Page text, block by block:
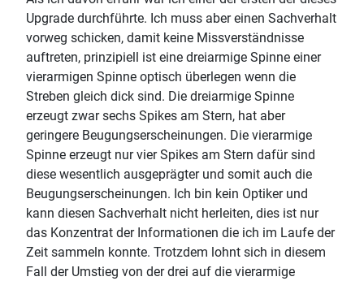
Upgrade durchführte. Ich muss aber einen Sachverhalt
vorweg schicken, damit keine Missverständnisse
auftreten, prinzipiell ist eine dreiarmige Spinne einer
vierarmigen Spinne optisch überlegen wenn die
Streben gleich dick sind. Die dreiarmige Spinne
erzeugt zwar sechs Spikes am Stern, hat aber
geringere Beugungserscheinungen. Die vierarmige
Spinne erzeugt nur vier Spikes am Stern dafür sind
diese wesentlich ausgeprägter und somit auch die
Beugungserscheinungen. Ich bin kein Optiker und
kann diesen Sachverhalt nicht herleiten, dies ist nur
das Konzentrat der Informationen die ich im Laufe der
Zeit sammeln konnte. Trotzdem lohnt sich in diesem
Fall der Umstieg von der drei auf die vierarmige